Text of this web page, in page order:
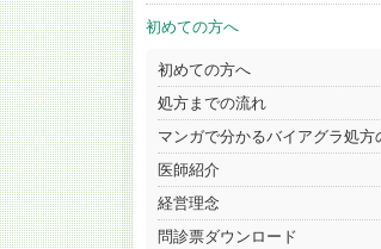
初めての方へ
初めての方へ
処方までの流れ
マンガで分かるバイアグラ処方
医師紹介
経営理念
問診票ダウンロード